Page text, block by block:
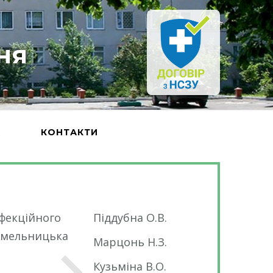
КОНТАКТИ
Піддубна О.В.
Марцонь Н.З.
Кузьміна В.О.